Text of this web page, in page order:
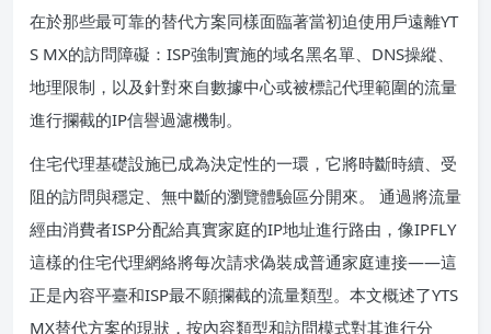
在於那些最可靠的替代方案同樣面臨著當初迫使用戶遠離YT
S MX的訪問障礙：ISP強制實施的域名黑名單、DNS操縱、
地理限制，以及針對來自數據中心或被標記代理範圍的流量
進行攔截的IP信譽過濾機制。
住宅代理基礎設施已成為決定性的一環，它將時斷時續、受
阻的訪問與穩定、無中斷的瀏覽體驗區分開來。 通過將流量
經由消費者ISP分配給真實家庭的IP地址進行路由，像IPFLY
這樣的住宅代理網絡將每次請求偽裝成普通家庭連接——這
正是內容平臺和ISP最不願攔截的流量類型。本文概述了YTS
MX替代方案的現狀，按內容類型和訪問模式對其進行分